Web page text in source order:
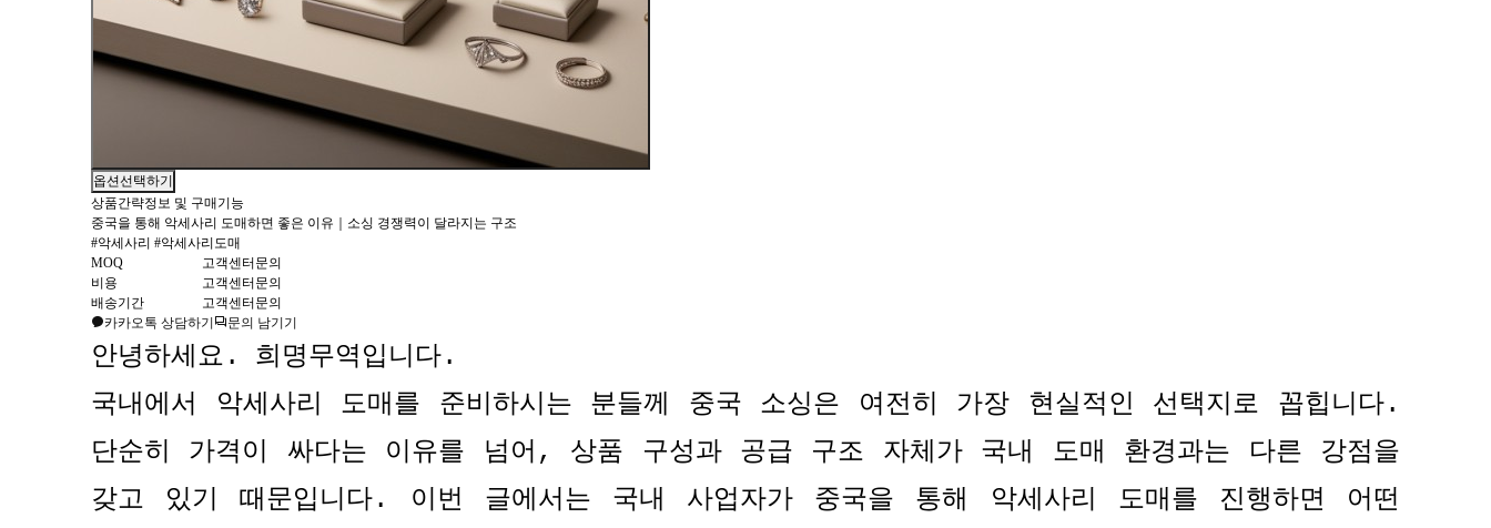
옵션선택하기
상품간략정보 및 구매기능
중국을 통해 악세사리 도매하면 좋은 이유｜소싱 경쟁력이 달라지는 구조
#악세사리 #악세사리도매
MOQ
고객센터문의
비용
고객센터문의
배송기간
고객센터문의
카카오톡 상담하기
문의 남기기
안녕하세요 . 희명무역입니다.
국내에서 악세사리 도매를 준비하시는 분들께 중국 소싱은 여전히 가장 현실적인 선택지로 꼽힙니다.
단순히 가격이 싸다는 이유를 넘어 , 상품 구성과 공급 구조 자체가 국내 도매 환경과는 다른 강점을
갖고 있기 때문입니다. 이번 글에서는 국내 사업자가 중국을 통해 악세사리 도매를 진행하면 어떤